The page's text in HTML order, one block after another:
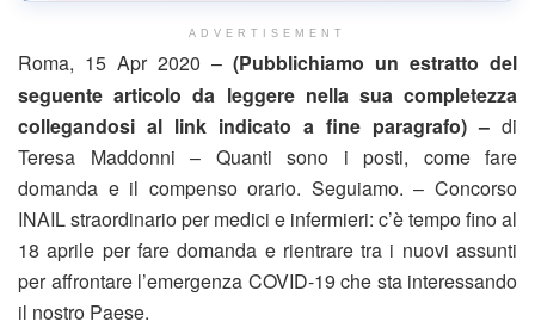
ADVERTISEMENT
Roma, 15 Apr 2020 – (Pubblichiamo un estratto del
seguente articolo da leggere nella sua completezza
collegandosi al link indicato a fine paragrafo) – di
Teresa Maddonni – Quanti sono i posti, come fare
domanda e il compenso orario. Seguiamo. – Concorso
INAIL straordinario per medici e infermieri: c’è tempo fino al
18 aprile per fare domanda e rientrare tra i nuovi assunti
per affrontare l’emergenza COVID-19 che sta interessando
il nostro Paese.